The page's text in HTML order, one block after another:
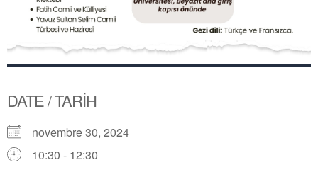
DATE / TARİH
novembre 30, 2024
10:30 - 12:30